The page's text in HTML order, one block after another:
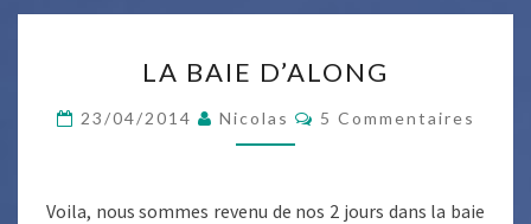
BAIE
D’ALONG
LA BAIE D’ALONG
23/04/2014 Nicolas Commentaires
5 Commentaires
Voila, nous sommes revenu de nos 2 jours dans la baie